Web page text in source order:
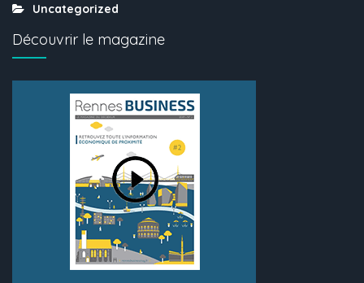
Uncategorized
Découvrir le magazine